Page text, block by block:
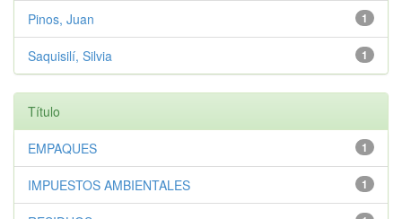
1
Pinos, Juan
1
Saquisilí, Silvia
Título
1
EMPAQUES
1
IMPUESTOS AMBIENTALES